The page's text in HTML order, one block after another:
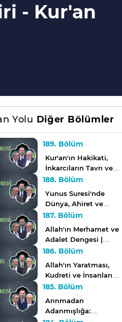
- Kur'an
Yolu Diğer Bölümler
189. Bölüm
Kur'an'ın Hakikati,
İnkarcıların Tavrı ve
İlahi Adalet | Kur'an
188. Bölüm
Yunus Suresi'nde
Dünya, Ahiret ve
İnsan Hakikati |
187. Bölüm
Allah'ın Merhamet ve
Adalet Dengesi |
Kur'an Yolu
186. Bölüm
Allah'ın Yaratması,
Kudreti ve İnsanların
Görevi | Kur'an Yolu
185. Bölüm
Arınmadan
Adanmışlığa: